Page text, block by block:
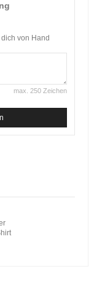
von Hand
max. 250 Zeichen